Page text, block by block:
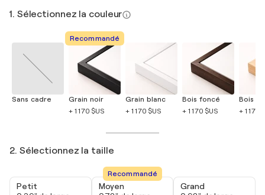
1. Sélectionnez la couleur
Sans cadre
Recommandé
Grain noir
+ 1 170 $US
Grain blanc
+ 1 170 $US
Bois foncé
+ 1 170 $US
Bois
+ 1 170
2. Sélectionnez la taille
Petit
Recommandé
Moyen
Grand